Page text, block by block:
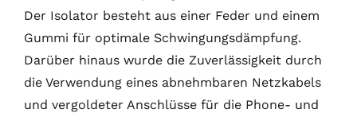
Der Isolator besteht aus einer Feder und einem
Gummi für optimale Schwingungsdämpfung.
Darüber hinaus wurde die Zuverlässigkeit durch
die Verwendung eines abnehmbaren Netzkabels
und vergoldeter Anschlüsse für die Phone- und